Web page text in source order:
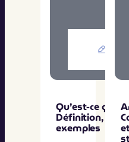
Qu’est-ce
Définition,
exemples